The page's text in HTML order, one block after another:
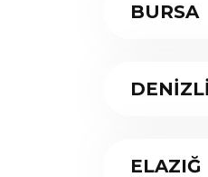
BURSA
DENİZLİ
ELAZIĞ